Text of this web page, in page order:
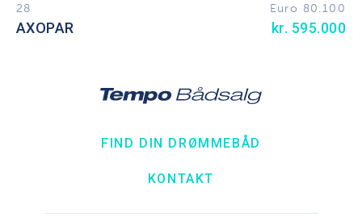
28 Euro 80.100
AXOPAR kr. 595.000
FIND DIN DRØMMEBÅD
KONTAKT